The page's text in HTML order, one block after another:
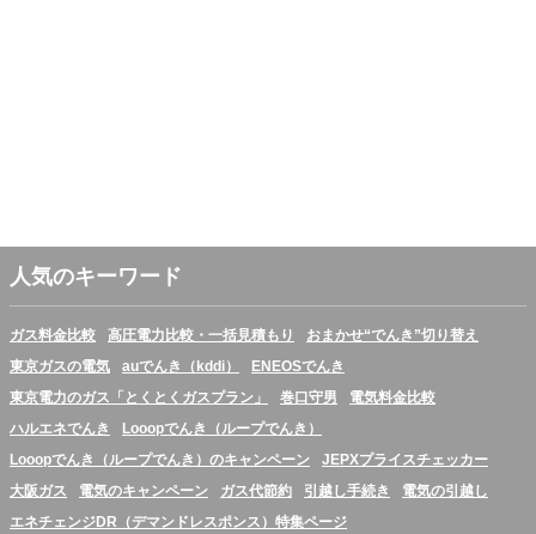
人気のキーワード
ガス料金比較 高圧電力比較・一括見積もり
おまかせ“でんき”切り替え
東京ガスの電気
auでんき（kddi）
ENEOSでんき
東京電力のガス「とくとくガスプラン」
巻口守男
電気料金比較
ハルエネでんき
Looopでんき（ループでんき）
Looopでんき（ループでんき）のキャンペーン
JEPXプライスチェッカー
大阪ガス
電気のキャンペーン ガス代節約 引越し手続き
電気の引越し
エネチェンジDR（デマンドレスポンス）特集ページ